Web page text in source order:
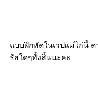
แบบฝึกหัดในเวปแม่ไก่นี้
รัสใดๆทั้งสิ้นนะคะ